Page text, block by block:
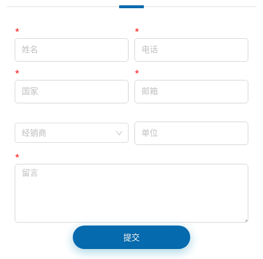
*姓名 *电话
*国家 *邮箱
经销商
*留言
提交